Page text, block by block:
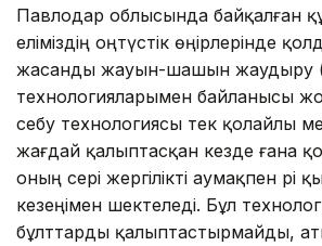
Павлодар облысында байқалған
еліміздің оңтүстік өңірлерінде
жасанды жауын-шашын жаудыру
технологияларымен байланысы
себу технологиясы тек қолайлы
жағдай қалыптасқан кезде ғана
оның әсері жергілікті аумақпен әрі
кезеңімен шектеледі. Бұл
бұлттарды қалыптастырмайды,